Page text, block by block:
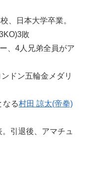
、日本大学卒業。
敗
、4人兄弟全員がア
ドン五輪金メダリ
なる村田 諒太(帝拳)
引退後、アマチュ